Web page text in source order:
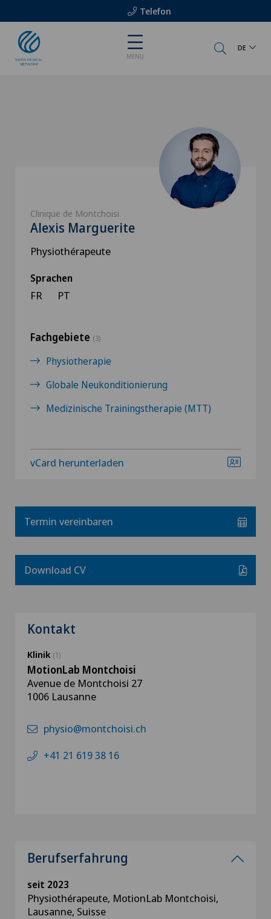
Telefon
MENU
DE
Clinique de Montchoisi
Alexis Marguerite
Physiothérapeute
Sprachen
FR PT
Fachgebiete (3)
Physiotherapie
Globale Neukonditionierung
Medizinische Trainingstherapie (MTT)
vCard herunterladen
Termin vereinbaren
Download CV
Kontakt
Klinik (1)
MotionLab Montchoisi
Avenue de Montchoisi 27
1006 Lausanne
physio@montchoisi.ch
+41 21 619 38 16
Berufserfahrung
seit 2023
Physiothérapeute, MotionLab Montchoisi,
Lausanne, Suisse